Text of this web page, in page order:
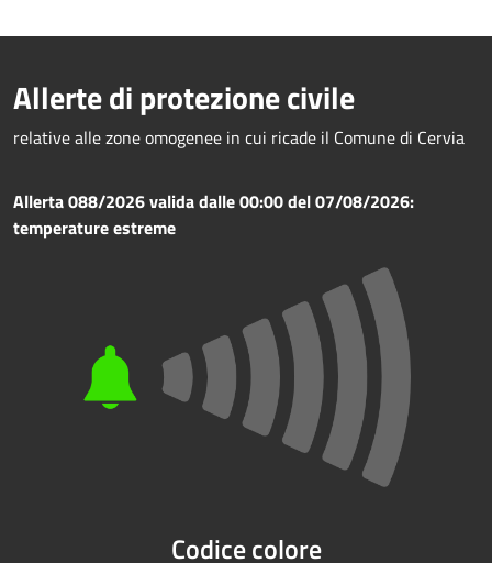
Allerte di protezione civile
relative alle zone omogenee in cui ricade il Comune di Cervia
Allerta 088/2026 valida dalle 00:00 del 07/08/2026:
temperature estreme
Codice colore